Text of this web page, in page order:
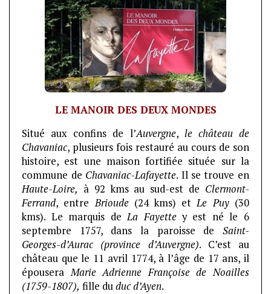
LE MANOIR DES DEUX MONDES
Situé aux confins de l’Auvergne, le château de
Chavaniac, plusieurs fois restauré au cours de son
histoire, est une maison fortifiée située sur la
commune de Chavaniac-Lafayette. Il se trouve en
Haute-Loire, à 92 kms au sud-est de Clermont-
Ferrand, entreBrioude(24 kms) etLe Puy(30
kms). Le marquis deLa Fayettey est né le 6
septembre 1757, dans la paroisse de Saint-
Georges-d’Aurac (province d’Auvergne). C’est au
château que le 11 avril 1774, à l’âge de 17 ans, il
épouseraMarie Adrienne Françoise de Noailles
(1759-1807), fille duduc d’Ayen.